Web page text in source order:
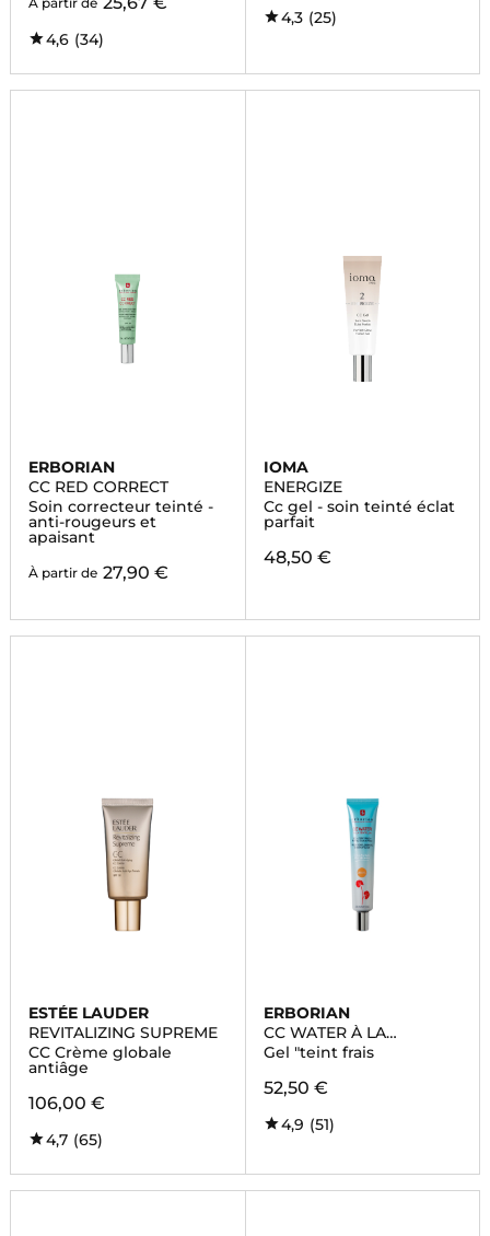
4,6 (34)
4,3 (25)
ERBORIAN
CC RED CORRECT
Soin correcteur teinté -
anti-rougeurs et
apaisant
À partir de 27,90 €
IOMA
ENERGIZE
Cc gel - soin teinté éclat
parfait
48,50 €
ESTÉE LAUDER
REVITALIZING SUPREME
CC Crème globale
antiâge
106,00 €
4,7 (65)
ERBORIAN
CC WATER À LA
CENTELLA ASIATICA
Gel "teint frais
52,50 €
4,9 (51)